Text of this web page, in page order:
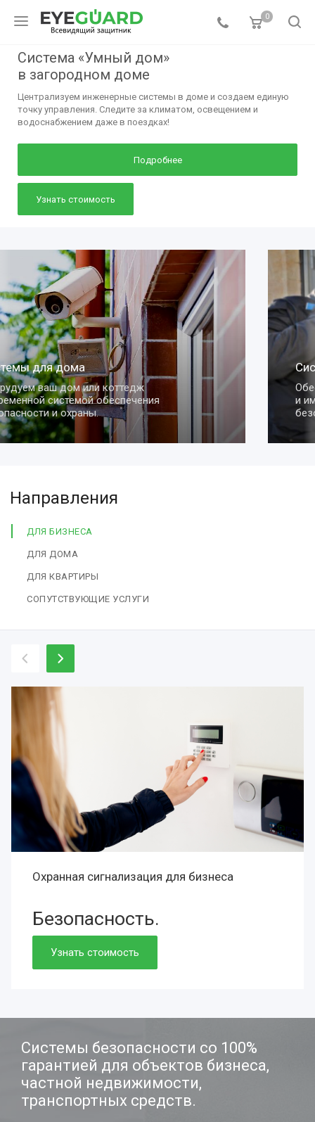
0
Система «Умный дом»
в загородном доме
Централизуем инженерные системы в доме и создаем единую
точку управления. Следите за климатом, освещением и
водоснабжением даже в поездках!
Подробнее
Узнать стоимость
Системы для квартиры
Обеспечим сохранность вашей квартиры
и имущества с помощью умных систем
безопасности.
Направления
ДЛЯ БИЗНЕСА
ДЛЯ ДОМА
ДЛЯ КВАРТИРЫ
СОПУТСТВУЮЩИЕ УСЛУГИ
Охранная сигнализация для бизнеса
Безопасность.
Сохранность.Престиж.
Просто. Быстро. Доступно.
Нужно. Обязательно.
Узнать стоимость
Системы безопасности со 100%
гарантией для объектов бизнеса,
частной недвижимости,
транспортных средств.